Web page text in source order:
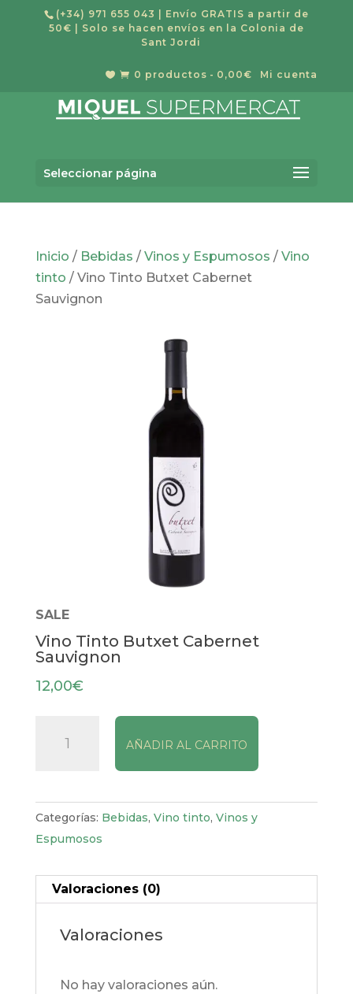
(+34) 971 655 043
| Envío GRATIS a partir de
50€ | Solo se hacen envíos en la Colonia de
Sant Jordi
Mi cuenta
  0 productos 0,00€
Seleccionar página
Inicio / Bebidas / Vinos y Espumosos / Vino
tinto / Vino Tinto Butxet Cabernet
Sauvignon
SALE
Vino Tinto Butxet Cabernet
Sauvignon
12,00€
Tinto
Sauvignon
cantidad
AÑADIR AL CARRITO
Categorías: Bebidas, Vino tinto, Vinos y
Espumosos
Valoraciones (0)
Valoraciones
No hay valoraciones aún.